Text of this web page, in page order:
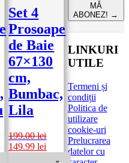
Set 4
Prosoape
de Baie
67×130
cm,
Bumbac,
Lila
199.00lei
Prețul
149.99lei Prețul
MĂ
ABONEZ! →
LINKURI
UTILE
Termeni și
condiții
Politica de
utilizare
cookie-uri
Prelucrarea
datelor cu